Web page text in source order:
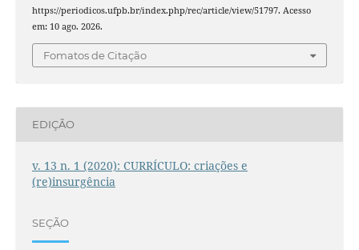
https://periodicos.ufpb.br/index.php/rec/article/view/51797. Acesso
em: 10 ago. 2026.
Fomatos de Citação
EDIÇÃO
v. 13 n. 1 (2020): CURRÍCULO: criações e
(re)insurgência
SEÇÃO